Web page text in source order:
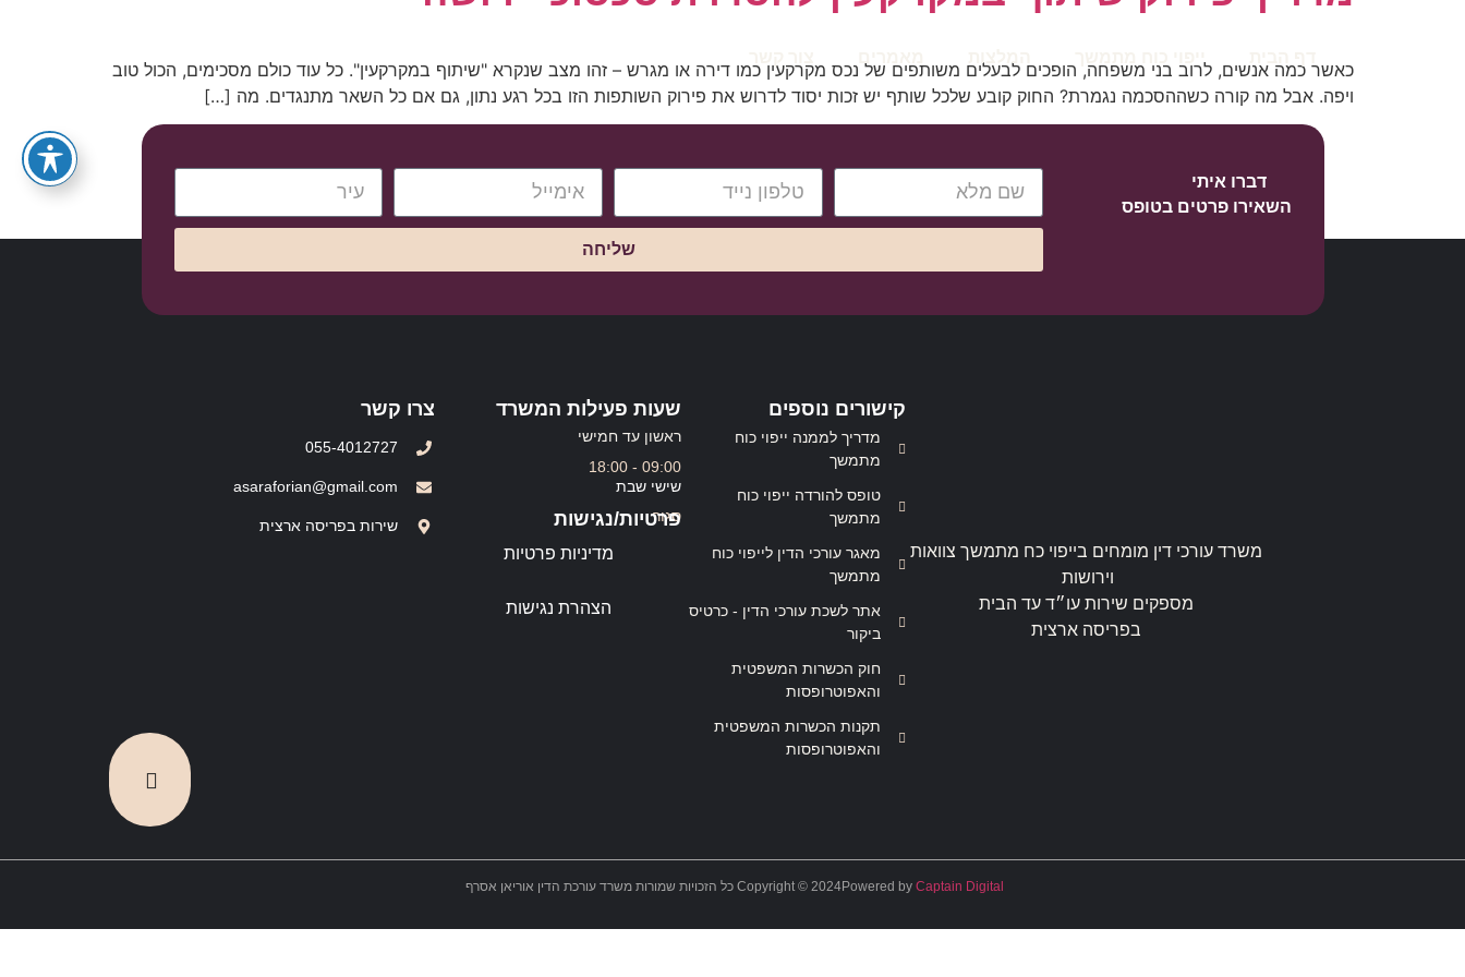
כאשר כמה אנשים, לרוב בני משפחה, הופכים לבעלים משותפים של נכס מקרקעין כמו דירה או מגרש – זהו מצב שנקרא "שיתוף במקרקעין". כל עוד כולם מסכימים, הכול טוב
ויפה. אבל מה קורה כשההסכמה נגמרת? החוק קובע שלכל שותף יש זכות יסוד לדרוש את פירוק השותפות הזו בכל רגע נתון, גם אם כל השאר מתנגדים. מה […]
דברו איתי
השאירו פרטים בטופס
שליחה
משרד עורכי דין מומחים בייפוי כח מתמשך צוואות
וירושות
מספקים שירות עו״ד עד הבית
בפריסה ארצית
קישורים נוספים
מדריך לממנה ייפוי כוח
מתמשך
טופס להורדה ייפוי כוח
מתמשך
מאגר עורכי הדין לייפוי כוח
מתמשך
אתר לשכת עורכי הדין - כרטיס
ביקור
חוק הכשרות המשפטית
והאפוטרופסות
תקנות הכשרות המשפטית
והאפוטרופסות
שעות פעילות המשרד
ראשון עד חמישי
09:00 - 18:00
שישי שבת
סגור
פרטיות/נגישות
מדיניות פרטיות
הצהרת נגישות
צרו קשר
055-4012727
asaraforian@gmail.com
שירות בפריסה ארצית
Powered by Captain Digital Copyright © 2024 כל הזכויות שמורות משרד עורכת הדין אוריאן אסרף